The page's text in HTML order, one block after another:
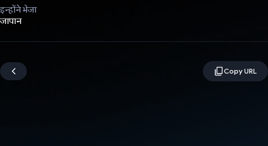
इन्होंने भेजा
जापान